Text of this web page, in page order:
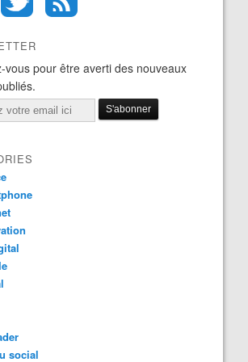
vous pour être averti des nouveaux
social